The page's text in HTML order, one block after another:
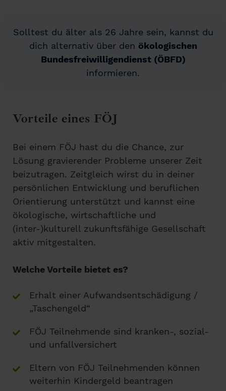
Solltest du älter als 26 Jahre sein, kannst du
dich alternativ über den ökologischen
Bundesfreiwilligendienst (ÖBFD)
informieren.
Vorteile eines FÖJ
Bei einem FÖJ hast du die Chance, zur
Lösung gravierender Probleme unserer Zeit
beizutragen. Zeitgleich wirst du in deiner
persönlichen Entwicklung und beruflichen
Orientierung unterstützt und kannst eine
ökologische, wirtschaftliche und
(inter-)kulturell zukunftsfähige Gesellschaft
aktiv mitgestalten.
Welche Vorteile bietet es?
Erhalt einer Aufwandsentschädigung /
„Taschengeld“
FÖJ Teilnehmende sind kranken-, sozial-
und unfallversichert
Eltern von FÖJ Teilnehmenden können
weiterhin Kindergeld beantragen